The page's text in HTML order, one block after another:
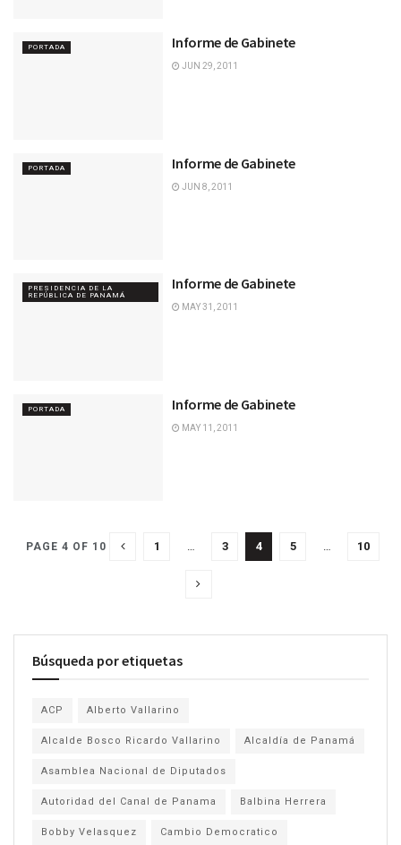
PORTADA Informe de Gabinete
JUN 29, 2011
PORTADA Informe de Gabinete
JUN 8, 2011
PRESIDENCIA DE LA
REPÚBLICA DE PANAMÁ
Informe de Gabinete
MAY 31, 2011
PORTADA Informe de Gabinete
MAY 11, 2011
PAGE 4 OF 10 1 … 3 4 5 … 10
Búsqueda por etiquetas
ACP Alberto Vallarino
Alcalde Bosco Ricardo Vallarino Alcaldía de Panamá
Asamblea Nacional de Diputados
Autoridad del Canal de Panama Balbina Herrera
Bobby Velasquez Cambio Democratico